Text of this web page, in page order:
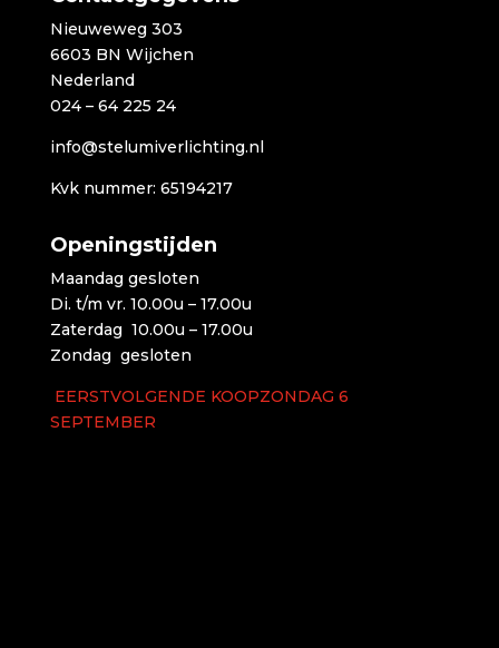
Nieuweweg 303
6603 BN Wijchen
Nederland
024 – 64 225 24
info@stelumiverlichting.nl
Kvk nummer: 65194217
Openingstijden
Maandag gesloten
Di. t/m vr. 10.00u – 17.00u
Zaterdag 10.00u – 17.00u
Zondag gesloten
EERSTVOLGENDE KOOPZONDAG 6
SEPTEMBER